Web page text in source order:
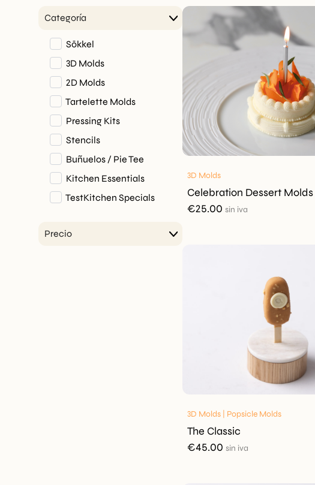
Categoría
Sōkkel
3D Molds
2D Molds
Tartelette Molds
Pressing Kits
Stencils
Buñuelos / Pie Tee
Kitchen Essentials
TestKitchen Specials
Precio
3D Molds
Celebration Dessert Molds
€25.00 sin iva
3D Molds | Popsicle Molds
The Classic
€45.00 sin iva